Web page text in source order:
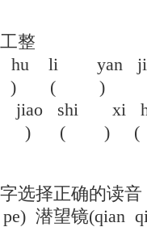
整
li yan
) ( )
shi xi
( ) (
选择正确的读音
潜望镜(qian